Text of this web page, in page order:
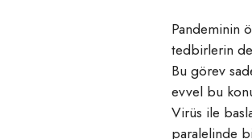
Pandeminin
tedbirlerin
Bu görev
evvel bu
Virüs ile
paralelinde